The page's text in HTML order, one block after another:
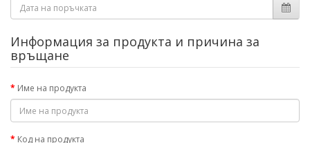
Информация за продукта и причина за
връщане
Име на продукта
Код на продукта